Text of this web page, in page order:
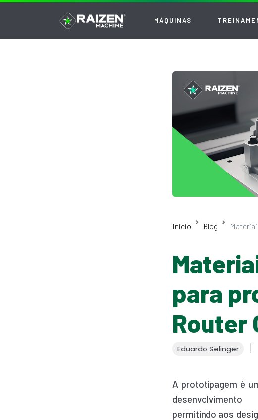
MÁQUINAS
Inicio Blog
para
Router
Eduardo Selinger
A prototipagem é
permitindo aos